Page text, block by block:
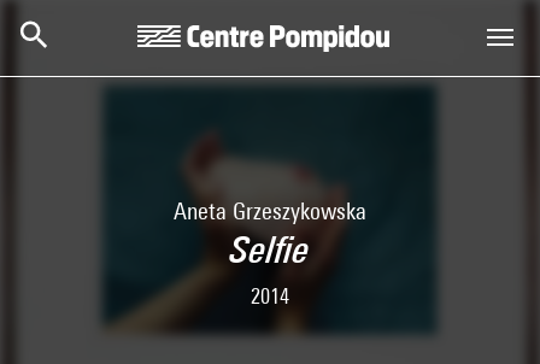
Aneta Grzeszykowska
Selfie
2014